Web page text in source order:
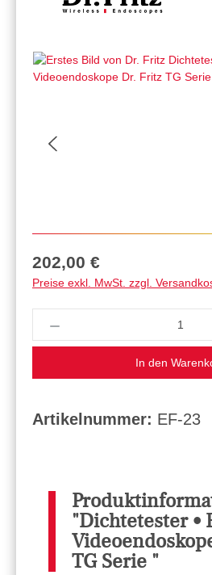
Regulärer Preis:
202,00 €
Preise exkl. MwSt. zzgl.
Produkt Anzahl: Gib
In den
Artikelnummer: EF-23
"Dichtetester •
TG Serie "